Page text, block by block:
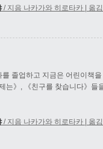
/ 지음 나카가와 히로타카 | 옮
졸업하고 지금은 어린이책
는》, 《친구를 찾습니다》들
/ 지음 나카가와 히로타카 | 옮